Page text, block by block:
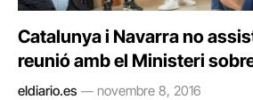
Catalunya i Navarra no
reunió amb el Ministeri
eldiario.es novembre 8, 2016